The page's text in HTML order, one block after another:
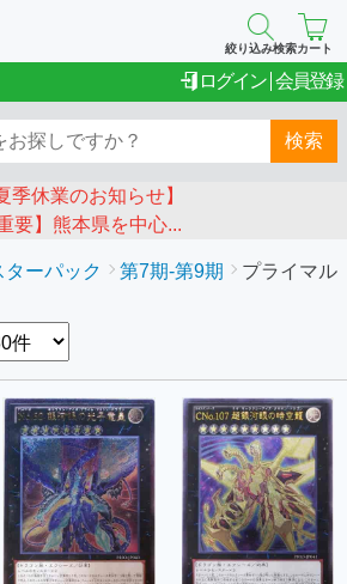
絞り込み検索カート
ログイン 会員登録
検索
季休業のお知らせ】
重要】熊本県を中心...
ーパック 第7期-第9期 プライマル